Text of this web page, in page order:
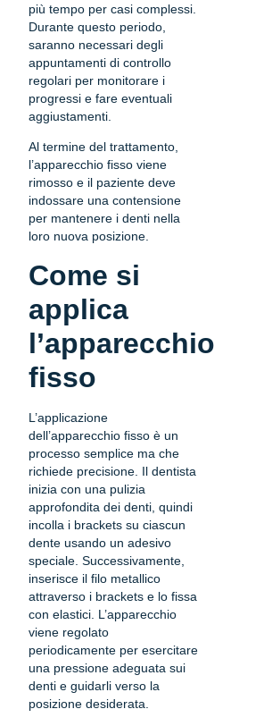
più tempo per casi complessi.
Durante questo periodo,
saranno necessari degli
appuntamenti di controllo
regolari per monitorare i
progressi e fare eventuali
aggiustamenti.
Al termine del trattamento,
l’apparecchio fisso viene
rimosso e il paziente deve
indossare una contensione
per mantenere i denti nella
loro nuova posizione.
Come si
applica
l’apparecchio
fisso
L’applicazione
dell’apparecchio fisso è un
processo semplice ma che
richiede precisione. Il dentista
inizia con una pulizia
approfondita dei denti, quindi
incolla i brackets su ciascun
dente usando un adesivo
speciale. Successivamente,
inserisce il filo metallico
attraverso i brackets e lo fissa
con elastici. L’apparecchio
viene regolato
periodicamente per esercitare
una pressione adeguata sui
denti e guidarli verso la
posizione desiderata.